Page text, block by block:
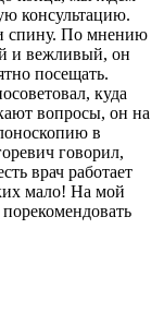
консультацию.
спину. По мнению
и вежливый, он
посещать.
куда
вопросы, он на
в
говорил,
врач работает
мало! На мой